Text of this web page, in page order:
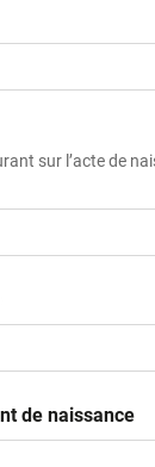
sur l’acte de
de naissance